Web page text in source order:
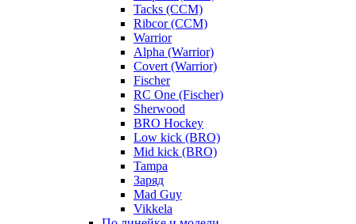
Tacks (CCM)
Ribcor (CCM)
Warrior
Alpha (Warrior)
Covert (Warrior)
Fischer
RC One (Fischer)
Sherwood
BRO Hockey
Low kick (BRO)
Mid kick (BRO)
Tampa
Заряд
Mad Guy
Vikkela